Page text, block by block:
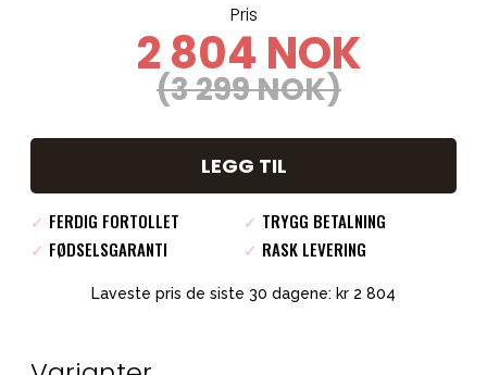
Pris
2 804 NOK
(3 299 NOK)
LEGG TIL
✓ FERDIG FORTOLLET ✓ TRYGG BETALNING
✓ FØDSELSGARANTI ✓ RASK LEVERING
Laveste pris de siste 30 dagene: kr 2 804